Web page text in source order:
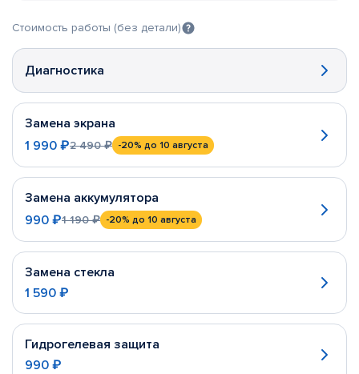
Стоимость работы (без детали)
Диагностика
Замена экрана
1 990 ₽2 490 ₽ -20% до 10 августа
Замена аккумулятора
990 ₽1 190 ₽ -20% до 10 августа
Замена стекла
1 590 ₽
Гидрогелевая защита
990 ₽